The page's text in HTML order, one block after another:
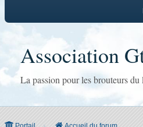
Association
La passion pour les brouteurs du